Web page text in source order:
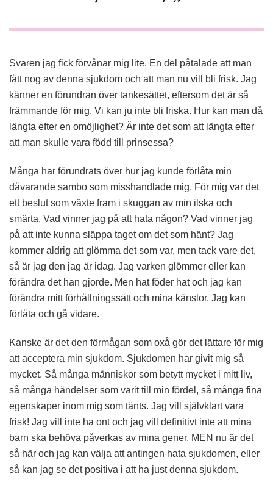
Svaren jag fick förvånar mig lite. En del påtalade att man
fått nog av denna sjukdom och att man nu vill bli frisk. Jag
känner en förundran över tankesättet, eftersom det är så
främmande för mig. Vi kan ju inte bli friska. Hur kan man då
längta efter en omöjlighet? Är inte det som att längta efter
att man skulle vara född till prinsessa?
Många har förundrats över hur jag kunde förlåta min
dåvarande sambo som misshandlade mig. För mig var det
ett beslut som växte fram i skuggan av min ilska och
smärta. Vad vinner jag på att hata någon? Vad vinner jag
på att inte kunna släppa taget om det som hänt? Jag
kommer aldrig att glömma det som var, men tack vare det,
så är jag den jag är idag. Jag varken glömmer eller kan
förändra det han gjorde. Men hat föder hat och jag kan
förändra mitt förhållningssätt och mina känslor. Jag kan
förlåta och gå vidare.
Kanske är det den förmågan som oxå gör det lättare för mig
att acceptera min sjukdom. Sjukdomen har givit mig så
mycket. Så många människor som betytt mycket i mitt liv,
så många händelser som varit till min fördel, så många fina
egenskaper inom mig som tänts. Jag vill självklart vara
frisk! Jag vill inte ha ont och jag vill definitivt inte att mina
barn ska behöva påverkas av mina gener. MEN nu är det
så här och jag kan välja att antingen hata sjukdomen, eller
så kan jag se det positiva i att ha just denna sjukdom.